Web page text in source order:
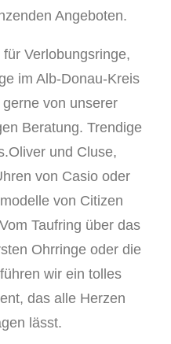
Angeboten.
Verlobungsringe,
im Alb-Donau-Kreis
von unserer
Beratung. Trendige
und Cluse,
von Casio oder
von Citizen
Taufring über das
Ohrringe oder die
wir ein tolles
das alle Herzen
lässt.